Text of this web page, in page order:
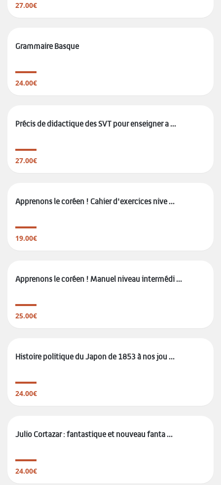
27.00€
Grammaire Basque
24.00€
Précis de didactique des SVT pour enseigner a ...
27.00€
Apprenons le coréen ! Cahier d'exercices nive ...
19.00€
Apprenons le coréen ! Manuel niveau intermédi ...
25.00€
Histoire politique du Japon de 1853 à nos jou ...
24.00€
Julio Cortazar : fantastique et nouveau fanta ...
24.00€